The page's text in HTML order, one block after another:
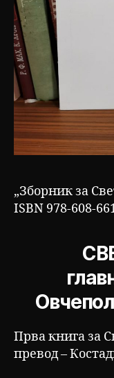
„Зборник за
ISBN 978-608-
Прва книга за
превод –